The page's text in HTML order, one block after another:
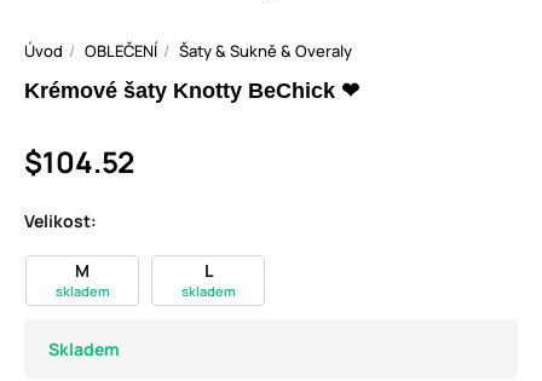
Úvod OBLEČENÍ Šaty & Sukně & Overaly
Krémové šaty Knotty BeChick ❤
$104.52
Velikost:
M
skladem
L
skladem
Skladem